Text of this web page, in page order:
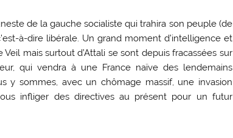
de la gauche socialiste qui trahira son peuple (de
à-dire libérale. Un grand moment d’intelligence et
mais surtout d’Attali se sont depuis fracassées sur
qui vendra à une France naïve des lendemains
y sommes, avec un chômage massif, une invasion
infliger des directives au présent pour un futur